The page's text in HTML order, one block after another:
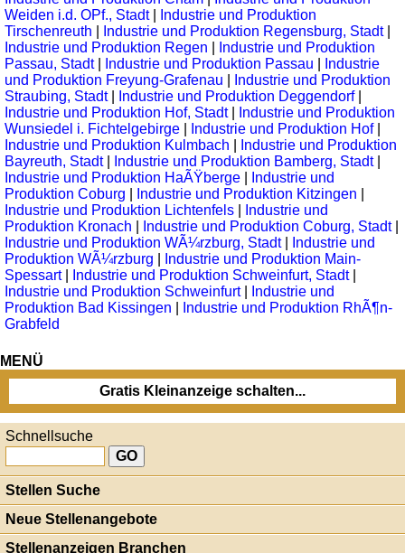
Weiden i.d. OPf., Stadt|
Industrie und Produktion
Tirschenreuth
Industrie und Produktion Regensburg, Stadt|
Industrie und Produktion Regen
Industrie und Produktion
Passau, Stadt| Industrie und Produktion Passau
Industrie
und Produktion Freyung-Grafenau
Industrie und Produktion
Straubing, Stadt| Industrie und Produktion Deggendorf|
Industrie und Produktion Hof, Stadt|
Industrie und Produktion
Wunsiedel i. Fichtelgebirge
Industrie und Produktion Hof|
Industrie und Produktion Kulmbach
Industrie und Produktion
Bayreuth, Stadt| Industrie und Produktion Bamberg, Stadt|
Industrie und Produktion HaÃŸberge
Industrie und
Produktion Coburg
Industrie und Produktion Kitzingen
Industrie und Produktion Lichtenfels
Industrie und
Produktion Kronach
Industrie und Produktion Coburg, Stadt|
Industrie und Produktion WÃ¼rzburg, Stadt|
Industrie und
Produktion WÃ¼rzburg
Industrie und Produktion Main-
Spessart| Industrie und Produktion Schweinfurt, Stadt|
Industrie und Produktion Schweinfurt|
Industrie und
Produktion Bad Kissingen
Industrie und Produktion RhÃ¶n-
Grabfeld
MENÜ
Gratis Kleinanzeige schalten...
Schnellsuche
Stellen Suche
Neue Stellenangebote
Stellenanzeigen Branchen